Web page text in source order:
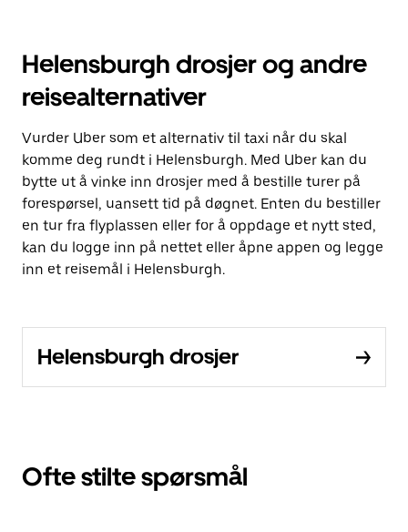
Helensburgh drosjer og andre
reisealternativer
Vurder Uber som et alternativ til taxi når du skal
komme deg rundt i Helensburgh. Med Uber kan du
bytte ut å vinke inn drosjer med å bestille turer på
forespørsel, uansett tid på døgnet. Enten du bestiller
en tur fra flyplassen eller for å oppdage et nytt sted,
kan du logge inn på nettet eller åpne appen og legge
inn et reisemål i Helensburgh.
Helensburgh drosjer
Ofte stilte spørsmål